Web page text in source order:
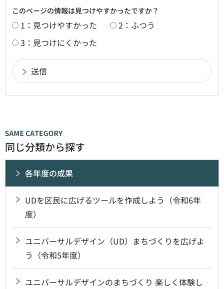
このページの情報は見つけやすかったですか？
1：見つけやすかった
2：ふつう
3：見つけにくかった
同じ分類から探す
各年度の成果
UDを区民に広げるツールを作成しよう（令和6年
度）
ユニバーサルデザイン（UD）まちづくりを広げよ
う（令和5年度）
ユニバーサルデザインのまちづくり 楽しく体験し